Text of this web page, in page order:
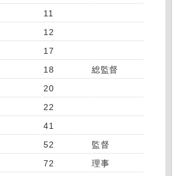
11
12
17
18
総監督
20
22
41
52
監督
72
理事